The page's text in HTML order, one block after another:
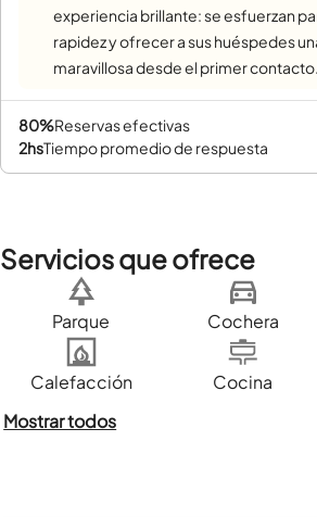
experiencia brillante: se esfuerzan
rapidez y ofrecer a sus huéspedes
maravillosa desde el primer contacto.
80% reservas efectivas
2hs tiempo promedio de respuesta
Servicios que ofrece
Parque Cochera
Calefacción Cocina
Mostrar todos